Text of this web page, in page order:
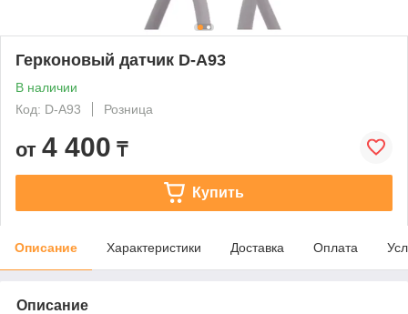
Герконовый датчик D-A93
В наличии
Код: D-A93
Розница
от 4 400 ₸
Купить
Описание Характеристики Доставка Оплата
Описание